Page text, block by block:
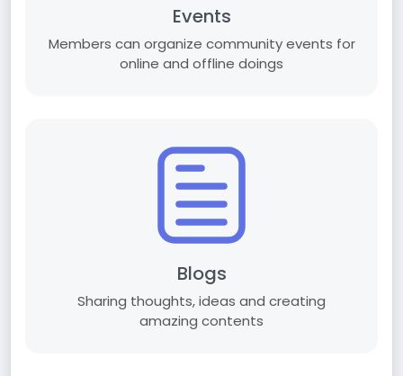
Events
Members can organize community events for
online and offline doings
Blogs
Sharing thoughts, ideas and creating
amazing contents